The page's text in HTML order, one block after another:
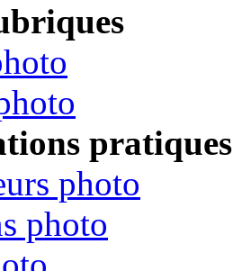
pratiques
photo
photo